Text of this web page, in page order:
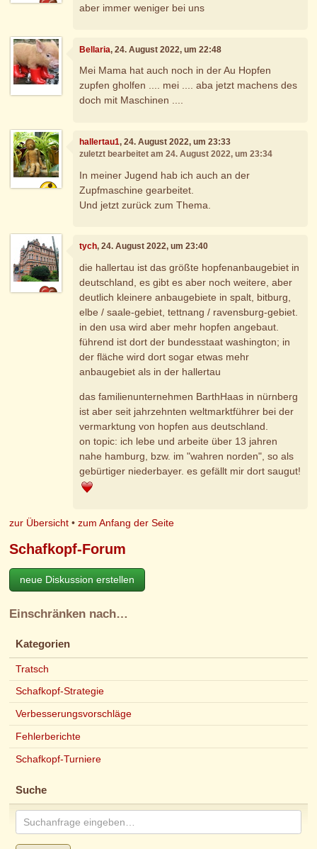
aber immer weniger bei uns
Bellaria, 24. August 2022, um 22:48
Mei Mama hat auch noch in der Au Hopfen
zupfen gholfen .... mei .... aba jetzt machens des
doch mit Maschinen ....
hallertau1, 24. August 2022, um 23:33
zuletzt bearbeitet am 24. August 2022, um 23:34
In meiner Jugend hab ich auch an der
Zupfmaschine gearbeitet.
Und jetzt zurück zum Thema.
tych, 24. August 2022, um 23:40
die hallertau ist das größte hopfenanbaugebiet in
deutschland, es gibt es aber noch weitere, aber
deutlich kleinere anbaugebiete in spalt, bitburg,
elbe / saale-gebiet, tettnang / ravensburg-gebiet.
in den usa wird aber mehr hopfen angebaut.
führend ist dort der bundesstaat washington; in
der fläche wird dort sogar etwas mehr
anbaugebiet als in der hallertau
das familienunternehmen BarthHaas in nürnberg
ist aber seit jahrzehnten weltmarktführer bei der
vermarktung von hopfen aus deutschland.
on topic: ich lebe und arbeite über 13 jahren
nahe hamburg, bzw. im "wahren norden", so als
gebürtiger niederbayer. es gefällt mir dort saugut!
zur Übersicht •zum Anfang der Seite
Schafkopf-Forum
neue Diskussion erstellen
Einschränken nach…
Kategorien
Tratsch
Schafkopf-Strategie
Verbesserungsvorschläge
Fehlerberichte
Schafkopf-Turniere
Suche